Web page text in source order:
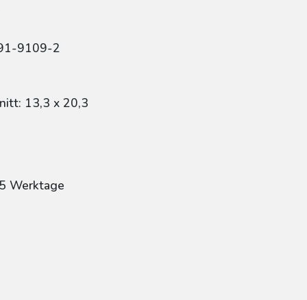
9109-2
13,3 x 20,3
Werktage